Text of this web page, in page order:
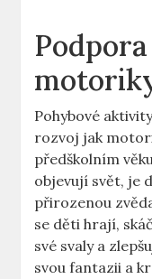
Pohybové
rozvoj jak
předškolním
objevují svět, je
přirozenou
se děti hrají,
své svaly a
svou fantazii a